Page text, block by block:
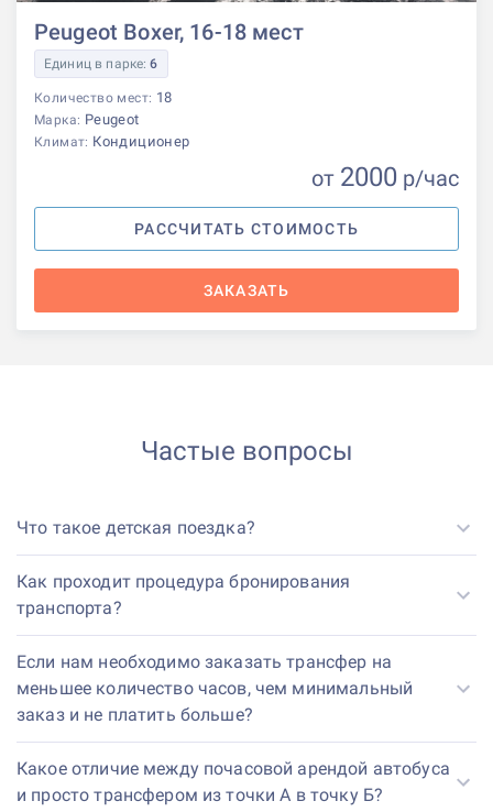
Peugeot Boxer, 16-18 мест
Единиц в парке:6
Количество мест: 18
Марка: Peugeot
Климат: Кондиционер
от 2000 р/час
РАССЧИТАТЬ СТОИМОСТЬ
ЗАКАЗАТЬ
Частые вопросы
Что такое детская поездка?
Как проходит процедура бронирования
транспорта?
Если нам необходимо заказать трансфер на
меньшее количество часов, чем минимальный
заказ и не платить больше?
Какое отличие между почасовой арендой автобуса
и просто трансфером из точки А в точку Б?